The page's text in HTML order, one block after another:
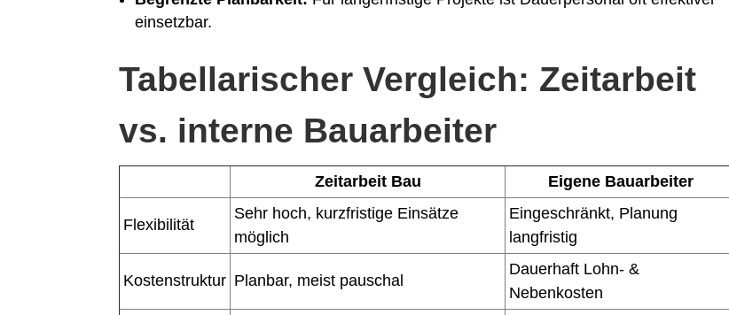
einsetzbar.
Tabellarischer Vergleich: Zeitarbeit
vs. interne Bauarbeiter
Zeitarbeit Bau Eigene Bauarbeiter
Flexibilität
Sehr hoch, kurzfristige Einsätze
möglich
Eingeschränkt, Planung
langfristig
Kostenstruktur Planbar, meist pauschal
Dauerhaft Lohn- &
Nebenkosten